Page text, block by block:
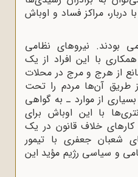
دربار، مراکز فساد و اوباش
بودند. نیروهای نظامی
با این افراد از یک
از هرج و مرج در محلات
طریق آن‌ها مردم را تحت
از موارد ـ به گواهی
با این اوباش برای
خلاف قانون در یک
جعفری با تیمور
و سیاسی رژیم مؤید این